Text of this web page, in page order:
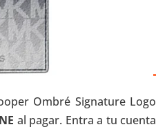
Ombré Signature Logo
al pagar. Entra a tu cuenta